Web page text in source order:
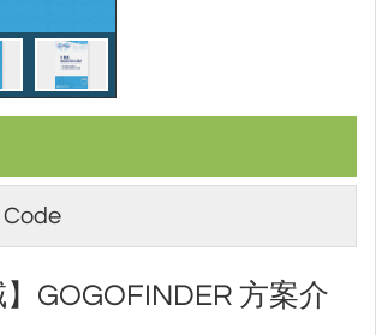
Code
】GOGOFINDER 方案介